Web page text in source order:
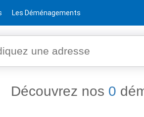
Les Déménagements
Découvrez nos 0